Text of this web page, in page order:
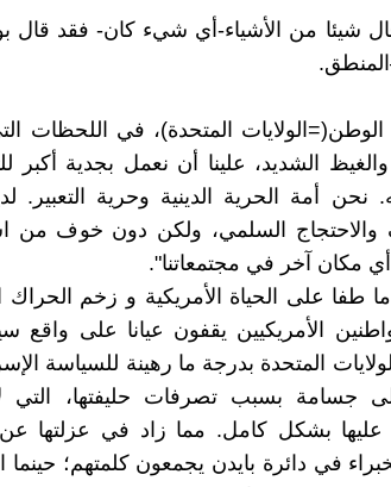
شيئا من الأشياء-أي شيء كان- فقد قال
المتحدة)، في اللحظات
الشديد، علينا أن نعمل بجدية أكبر
نحن أمة الحرية الدينية وحرية التعبير.
والاحتجاج السلمي، ولكن دون خوف من
أي مكان آخر في مجتمعاتنا".
طفا على الحياة الأمريكية و زخم الحراك
الأمريكيين يقفون عيانا على واقع
المتحدة بدرجة ما رهينة للسياسة
جسامة بسبب تصرفات حليفتها، التي
عليها بشكل كامل. مما زاد في عزلتها عن
في دائرة بايدن يجمعون كلمتهم؛